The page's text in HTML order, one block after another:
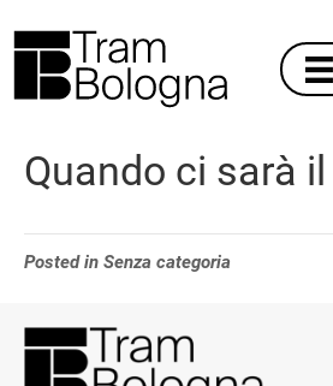
Quando ci sarà
Posted in Senza categoria